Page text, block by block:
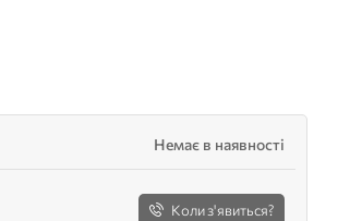
Немає в наявності
Коли з'явиться?